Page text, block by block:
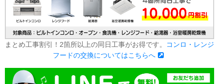
まとめ工事割引！2箇所以上の同日工事がお得です。
コンロ・レンジ
フードの交換についてはこちらへ